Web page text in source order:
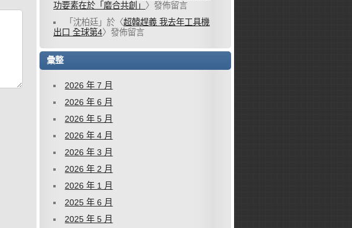
功要素在於「磨合共創」 〉發佈留言
「 沈柏廷 」於〈超韓趕義 我去年工具機
出口 全球第4〉發佈留言
彙整
2026 年 7 月
2026 年 6 月
2026 年 5 月
2026 年 4 月
2026 年 3 月
2026 年 2 月
2026 年 1 月
2025 年 6 月
2025 年 5 月